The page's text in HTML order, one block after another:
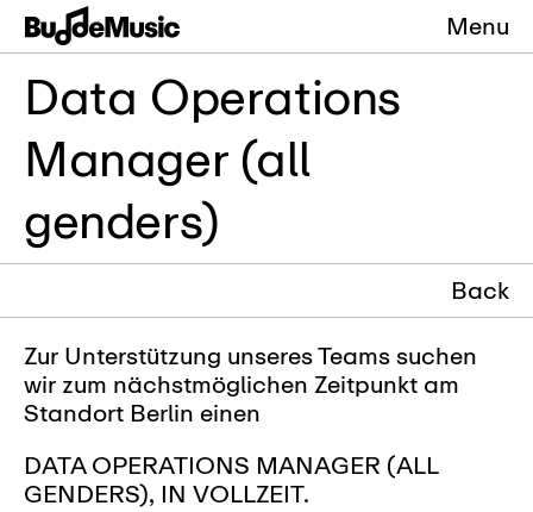
Menu
Data Operations
Manager (all
genders)
Back
Zur Unterstützung unseres Teams suchen
wir zum nächstmöglichen Zeitpunkt am
Standort Berlin einen
DATA OPERATIONS MANAGER (ALL
GENDERS), IN VOLLZEIT.